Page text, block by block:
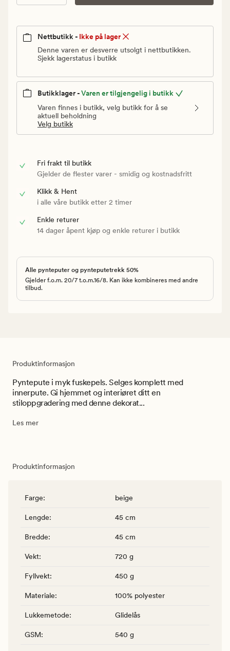
Nettbutikk - Ikke på lager
Denne varen er desverre utsolgt i nettbutikken.
Sjekk lagerstatus i butikk
Butikklager -Varen er tilgjengelig i butikk
Varen finnes i butikk, velg butikk for å se
aktuell beholdning
Velg butikk
Fri frakt til butikk
Gjelder de flester varer - smidig og kostnadsfritt
Klikk & Hent
i alle våre butikk etter 2 timer
Enkle returer
14 dager åpent kjøp og enkle returer i butikk
Alle pynteputer og pynteputetrekk 50%
Gjelder f.o.m. 20/7 t.o.m.16/8. Kan ikke kombineres med andre
tilbud.
Produktinformasjon
Pyntepute i myk fuskepels. Selges komplett med
innerpute. Gi hjemmet og interiøret ditt en
stiloppgradering med denne dekorat...
Les mer
Produktinformasjon
Farge: beige
Lengde: 45 cm
Bredde: 45 cm
Vekt: 720 g
Fyllvekt: 450 g
Materiale: 100% polyester
Lukkemetode: Glidelås
GSM: 540 g